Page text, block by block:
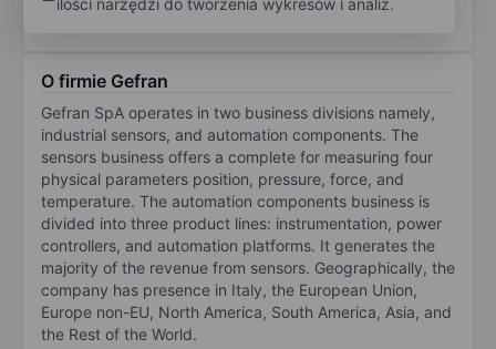
ilości narzędzi do tworzenia wykresów i analiz.
O firmie Gefran
Gefran SpA operates in two business divisions namely,
industrial sensors, and automation components. The
sensors business offers a complete for measuring four
physical parameters position, pressure, force, and
temperature. The automation components business is
divided into three product lines: instrumentation, power
controllers, and automation platforms. It generates the
majority of the revenue from sensors. Geographically, the
company has presence in Italy, the European Union,
Europe non-EU, North America, South America, Asia, and
the Rest of the World.